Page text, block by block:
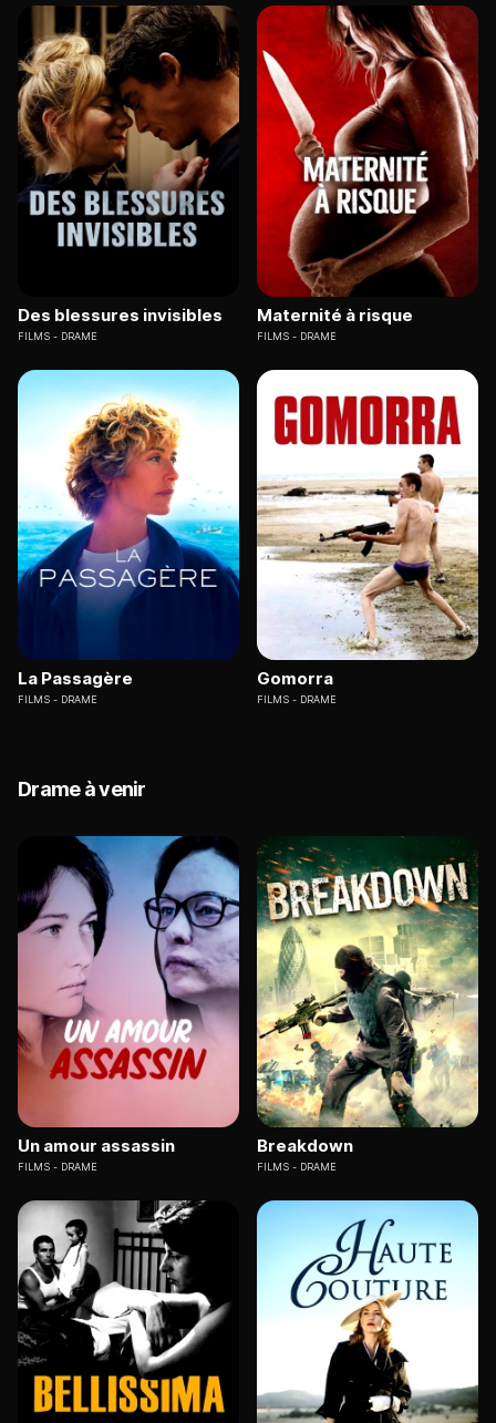
Des blessures invisibles
FILMS DRAME
Maternité à risque
FILMS DRAME
La Passagère
FILMS DRAME
Gomorra
FILMS DRAME
Drame à venir
Un amour assassin
FILMS DRAME
Breakdown
FILMS DRAME